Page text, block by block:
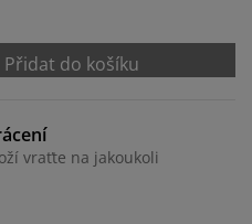
Přidat do košíku
vraťte na jakoukoli